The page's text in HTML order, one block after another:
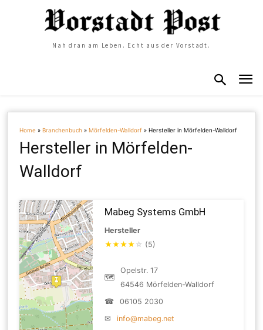
Nah dran am Leben. Echt aus der Vorstadt.
Home »Branchenbuch »Mörfelden-Walldorf »Hersteller in Mörfelden-Walldorf
Hersteller in Mörfelden-
Walldorf
Mabeg Systems GmbH
Hersteller
★★★★ ☆ (5)
🗺
Opelstr. 17
64546 Mörfelden-Walldorf
☎
06105 2030
✉
info@mabeg.net